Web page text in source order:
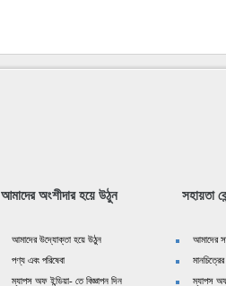
আমাদের অংশীদার হয়ে উঠুন
আমাদের উদ্যোক্তা হয়ে উঠুন
পণ্য এবং পরিষেবা
ম্যাপস অফ ইন্ডিয়া- তে বিজ্ঞাপন দিন
সহায়তা
আমাদের
ম্যাপস অফ